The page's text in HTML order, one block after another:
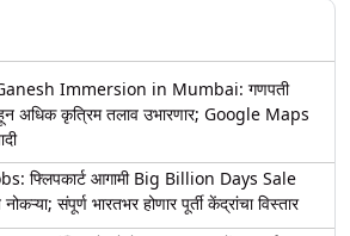
Immersion in Mumbai: गणपती
अधिक कृत्रिम तलाव उभारणार; Google Maps
फ्लिपकार्ट आगामी Big Billion Days Sale
संपूर्ण भारतभर होणार पूर्ती केंद्रांचा विस्तार